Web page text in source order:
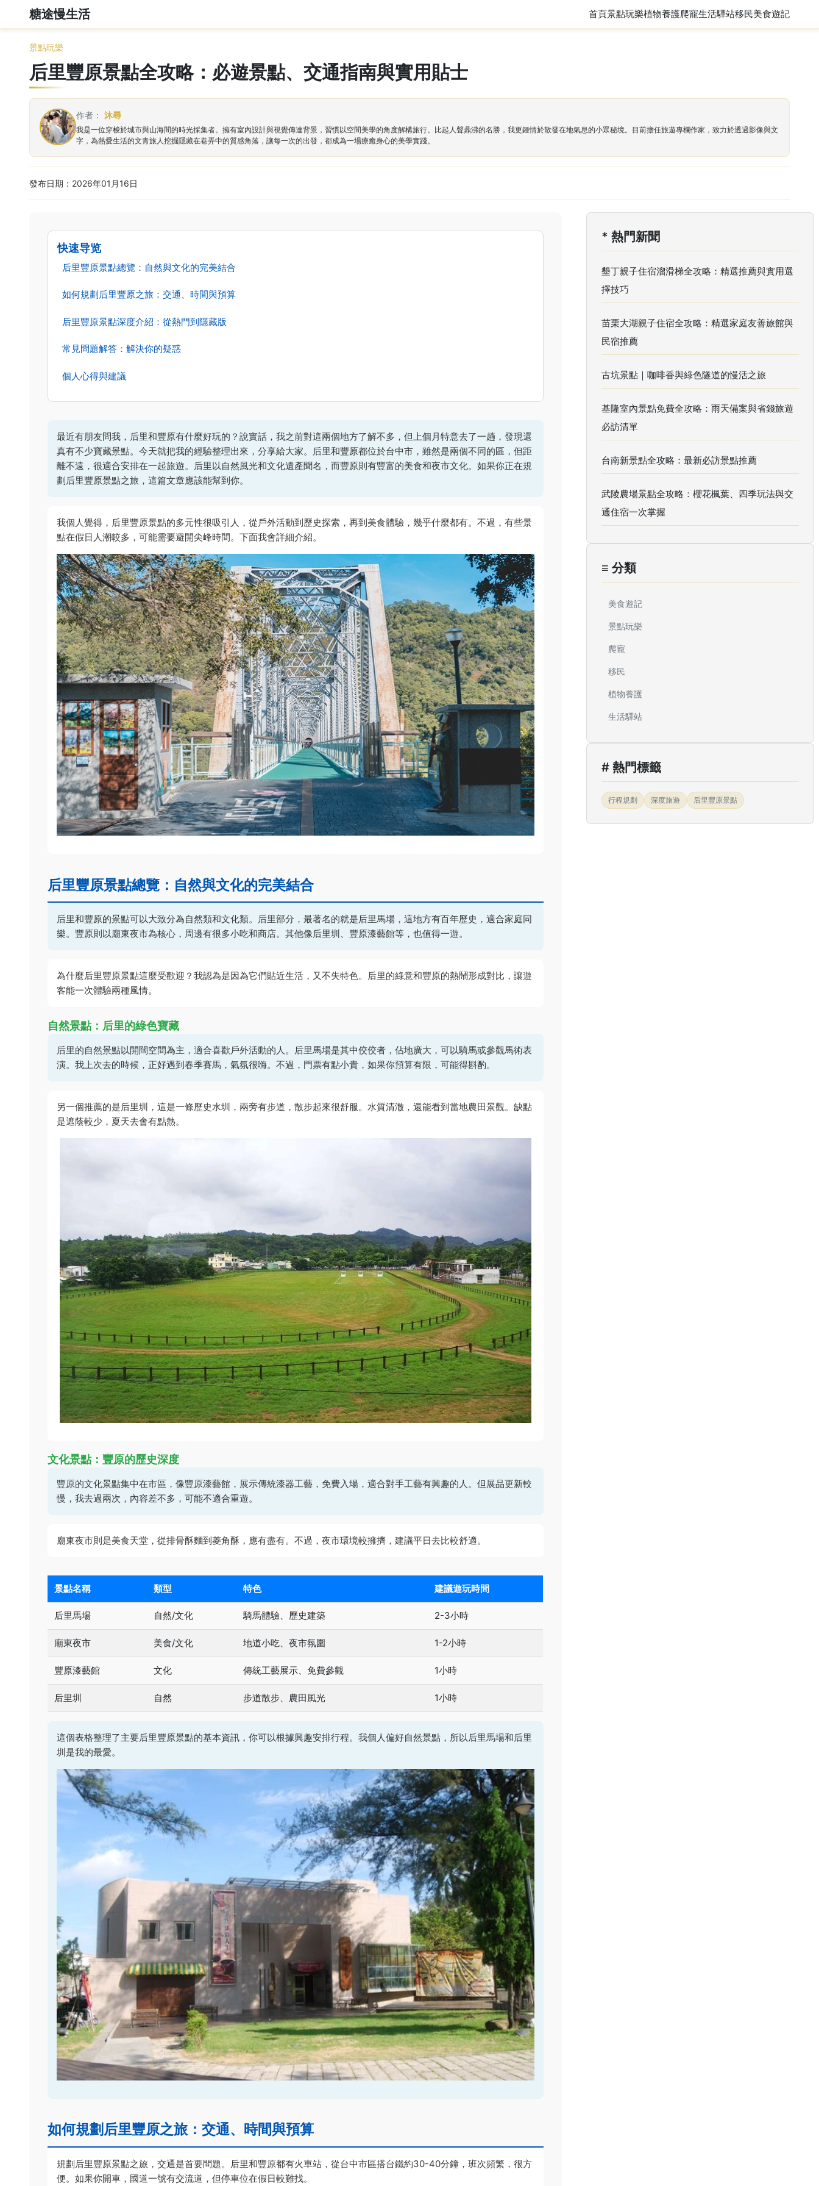
糖途慢生活 首頁景點玩樂植物養護爬寵生活驛站移民美食遊記
景點玩樂
后里豐原景點全攻略：必遊景點、交通指南與實用貼士
作者： 沐尋
我是一位穿梭於城市與山海間的時光採集者。擁有室內設計與視覺傳達背景，習慣以空間美學的角度解構旅行。比起人聲鼎沸的名勝，我更鍾情於散發在地氣息的小眾秘境。目前擔任旅遊專欄作家，致力於透過影像與文
字，為熱愛生活的文青旅人挖掘隱藏在巷弄中的質感角落，讓每一次的出發，都成為一場療癒身心的美學實踐。
發布日期：2026年01月16日
快速导览
后里豐原景點總覽：自然與文化的完美結合
如何規劃后里豐原之旅：交通、時間與預算
后里豐原景點深度介紹：從熱門到隱藏版
常見問題解答：解決你的疑惑
個人心得與建議
最近有朋友問我，后里和豐原有什麼好玩的？說實話，我之前對這兩個地方了解不多，但上個月特意去了一趟，發現還
真有不少寶藏景點。今天就把我的經驗整理出來，分享給大家。后里和豐原都位於台中市，雖然是兩個不同的區，但距
離不遠，很適合安排在一起旅遊。后里以自然風光和文化遺產聞名，而豐原則有豐富的美食和夜市文化。如果你正在規
劃后里豐原景點之旅，這篇文章應該能幫到你。
我個人覺得，后里豐原景點的多元性很吸引人，從戶外活動到歷史探索，再到美食體驗，幾乎什麼都有。不過，有些景
點在假日人潮較多，可能需要避開尖峰時間。下面我會詳細介紹。
后里豐原景點總覽：自然與文化的完美結合
后里和豐原的景點可以大致分為自然類和文化類。后里部分，最著名的就是后里馬場，這地方有百年歷史，適合家庭同
樂。豐原則以廟東夜市為核心，周邊有很多小吃和商店。其他像后里圳、豐原漆藝館等，也值得一遊。
為什麼后里豐原景點這麼受歡迎？我認為是因為它們貼近生活，又不失特色。后里的綠意和豐原的熱鬧形成對比，讓遊
客能一次體驗兩種風情。
自然景點：后里的綠色寶藏
后里的自然景點以開闊空間為主，適合喜歡戶外活動的人。后里馬場是其中佼佼者，佔地廣大，可以騎馬或參觀馬術表
演。我上次去的時候，正好遇到春季賽馬，氣氛很嗨。不過，門票有點小貴，如果你預算有限，可能得斟酌。
另一個推薦的是后里圳，這是一條歷史水圳，兩旁有步道，散步起來很舒服。水質清澈，還能看到當地農田景觀。缺點
是遮蔭較少，夏天去會有點熱。
文化景點：豐原的歷史深度
豐原的文化景點集中在市區，像豐原漆藝館，展示傳統漆器工藝，免費入場，適合對手工藝有興趣的人。但展品更新較
慢，我去過兩次，內容差不多，可能不適合重遊。
廟東夜市則是美食天堂，從排骨酥麵到菱角酥，應有盡有。不過，夜市環境較擁擠，建議平日去比較舒適。
景點名稱 類型 特色 建議遊玩時間
后里馬場 自然/文化 騎馬體驗、歷史建築 2-3小時
廟東夜市 美食/文化 地道小吃、夜市氛圍 1-2小時
豐原漆藝館 文化 傳統工藝展示、免費參觀 1小時
后里圳 自然 步道散步、農田風光 1小時
這個表格整理了主要后里豐原景點的基本資訊，你可以根據興趣安排行程。我個人偏好自然景點，所以后里馬場和后里
圳是我的最愛。
如何規劃后里豐原之旅：交通、時間與預算
規劃后里豐原景點之旅，交通是首要問題。后里和豐原都有火車站，從台中市區搭台鐵約30-40分鐘，班次頻繁，很方
便。如果你開車，國道一號有交流道，但停車位在假日較難找。
* 熱門新聞
墾丁親子住宿溜滑梯全攻略：精選推薦與實用選
擇技巧
苗栗大湖親子住宿全攻略：精選家庭友善旅館與
民宿推薦
古坑景點｜咖啡香與綠色隧道的慢活之旅
基隆室內景點免費全攻略：雨天備案與省錢旅遊
必訪清單
台南新景點全攻略：最新必訪景點推薦
武陵農場景點全攻略：櫻花楓葉、四季玩法與交
通住宿一次掌握
≡ 分類
美食遊記
景點玩樂
爬寵
移民
植物養護
生活驛站
# 熱門標籤
行程規劃 深度旅遊 后里豐原景點